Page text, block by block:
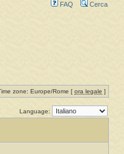
FAQ Cerca
zone: Europe/Rome [ ora legale ]
Language: